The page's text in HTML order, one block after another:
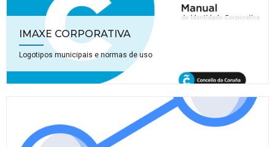
IMAXE CORPORATIVA
Logotipos municipais e normas de uso